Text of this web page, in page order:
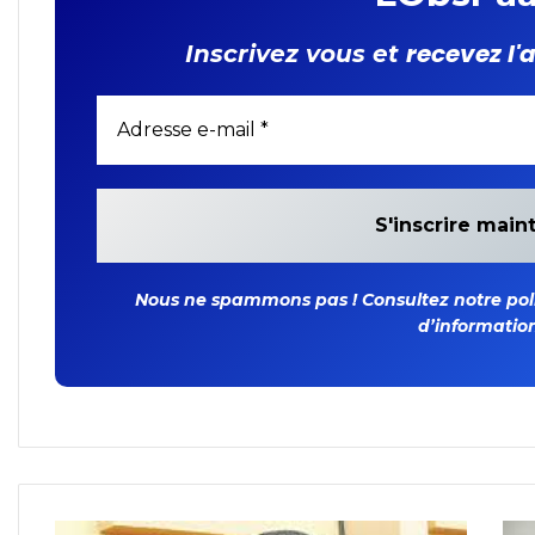
Inscrivez vous et recevez
Nous ne spammons pas ! Consultez notre